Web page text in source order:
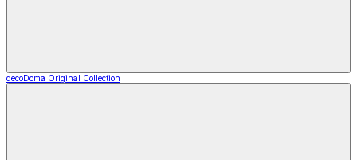
decoDoma Original Collection